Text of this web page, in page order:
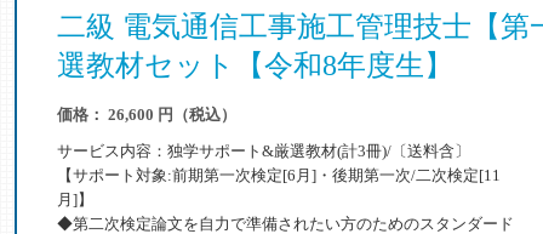
二級 電気通信工事施工管理技士【第
選教材セット【令和8年度生】
価格： 26,600 円（税込）
サービス内容：独学サポート&厳選教材(計3冊)/〔送料含〕
【サポート対象:前期第一次検定[6月]・後期第一次/二次検定[11
月]】
◆第二次検定論文を自力で準備されたい方のためのスタンダード